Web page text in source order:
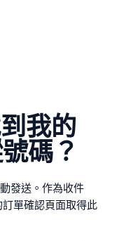
我的
碼？
發送。作為收件
單確認頁面取得此